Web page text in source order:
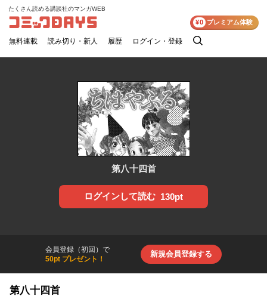
コミックDAYS
たくさん読める講談社のマンガWEB
無料連載 読み切り・新人 履歴 ログイン・登録
検
¥0 プレミアム体験
第八十四首
ログインして読む 130pt
会員登録（初回）で
50pt プレゼント！
新規会員登録する
第八十四首